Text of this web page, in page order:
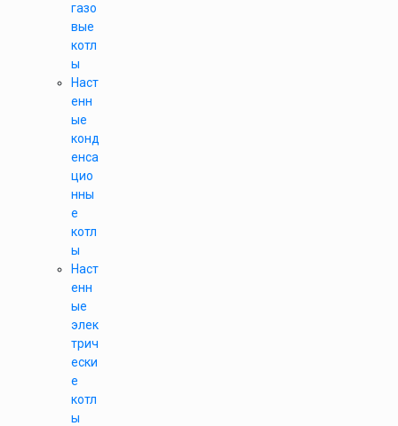
газо
вые
котл
ы
Наст
енн
ые
конд
енса
цио
нны
е
котл
ы
Наст
енн
ые
элек
трич
ески
е
котл
ы